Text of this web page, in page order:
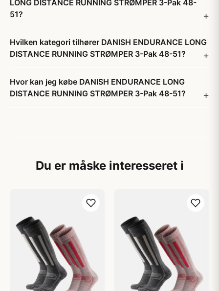
LONG DISTANCE RUNNING STRØMPER 3-Pak 48-
51?
Hvilken kategori tilhører DANISH ENDURANCE LONG
DISTANCE RUNNING STRØMPER 3-Pak 48-51?
Hvor kan jeg købe DANISH ENDURANCE LONG
DISTANCE RUNNING STRØMPER 3-Pak 48-51?
Du er måske interesseret i